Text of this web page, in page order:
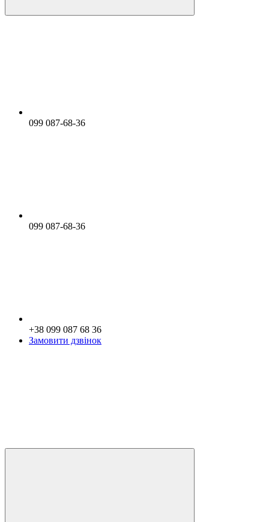
099 087-68-36
099 087-68-36
+38 099 087 68 36
Замовити дзвінок